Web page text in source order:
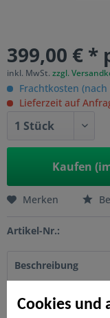
Cookies und
399,00 € *
inkl. MwSt. zzgl.
Frachtkosten
Lieferzeit auf
Kaufen
Merken
Artikel-Nr.:
Beschreibung
RAJA Hartholz ist
besteht aus 12 x 88